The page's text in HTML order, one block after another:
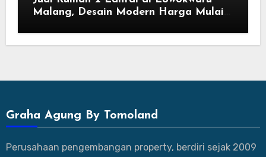
Malang, Desain Modern Harga Mulai
Graha Agung By Tomoland
Perusahaan pengembangan property, berdiri sejak 2009